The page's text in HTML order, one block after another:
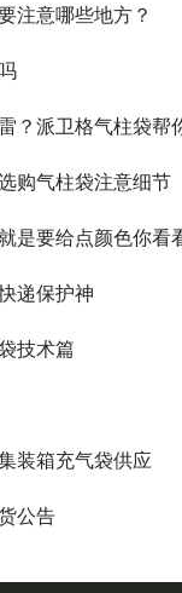
注意哪些地方？
？派卫格气柱袋帮
购气柱袋注意细节
是要给点颜色你看
递保护神
技术篇
装箱充气袋供应
公告